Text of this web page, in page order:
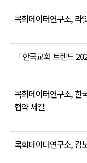
목회데이터연구소, 라
「한국교회 트렌드
목회데이터연구소, 한
협약 체결
목회데이터연구소, 캄